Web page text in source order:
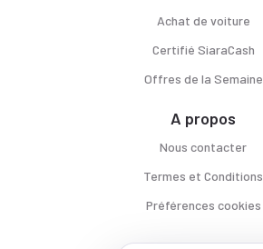
Achat de voiture
Certifié SiaraCash
Offres de la Semaine
A propos
Nous contacter
Termes et Conditions
Préférences cookies